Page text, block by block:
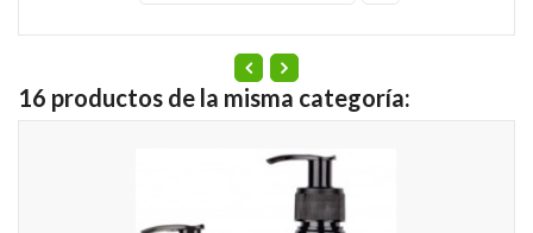
16 productos de la misma categoría: